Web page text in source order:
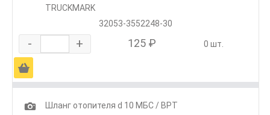
TRUCKMARK
32053-3552248-30
- + 125 ₽ 0 шт.
Ä
1
Шланг отопителя d 10 МБС / ВРТ